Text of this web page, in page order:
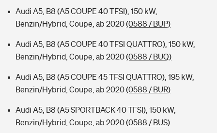
Audi A5, B8 (A5 COUPE 40 TFSI), 150 kW,
Benzin/Hybrid, Coupe, ab 2020(0588 / BUP)
Audi A5, B8 (A5 COUPE 40 TFSI QUATTRO), 150 kW,
Benzin/Hybrid, Coupe, ab 2020(0588 / BUQ)
Audi A5, B8 (A5 COUPE 45 TFSI QUATTRO), 195 kW,
Benzin/Hybrid, Coupe, ab 2020(0588 / BUR)
Audi A5, B8 (A5 SPORTBACK 40 TFSI), 150 kW,
Benzin/Hybrid, Coupe, ab 2020(0588 / BUS)